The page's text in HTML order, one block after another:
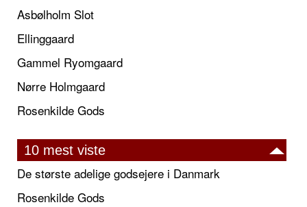
Asbølholm Slot
Ellinggaard
Gammel Ryomgaard
Nørre Holmgaard
Rosenkilde Gods
10 mest viste
De største adelige godsejere i Danmark
Rosenkilde Gods